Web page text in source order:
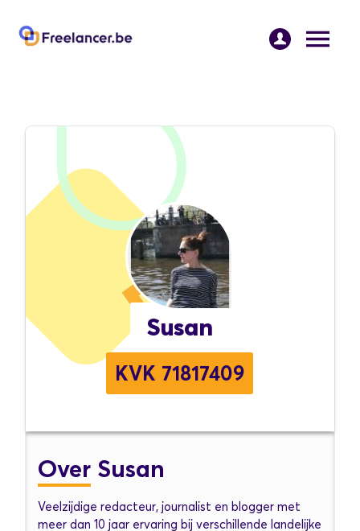
Susan
KVK 71817409
Over Susan
Veelzijdige redacteur, journalist en blogger met
meer dan 10 jaar ervaring bij verschillende landelijke